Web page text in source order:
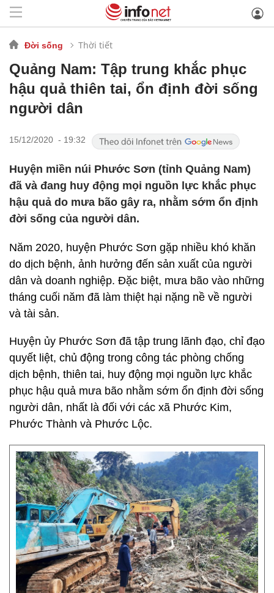
Đời sống Thời tiết
Quảng Nam: Tập trung khắc phục
hậu quả thiên tai, ổn định đời sống
người dân
15/12/2020 - 19:32
Huyện miền núi Phước Sơn (tỉnh Quảng Nam)
đã và đang huy động mọi nguồn lực khắc phục
hậu quả do mưa bão gây ra, nhằm sớm ổn định
đời sống của người dân.
Năm 2020, huyện Phước Sơn gặp nhiều khó khăn
do dịch bệnh, ảnh hưởng đến sản xuất của người
dân và doanh nghiệp. Đặc biệt, mưa bão vào những
tháng cuối năm đã làm thiệt hại nặng nề về người
và tài sản.
Huyện ủy Phước Sơn đã tập trung lãnh đạo, chỉ đạo
quyết liệt, chủ động trong công tác phòng chống
dịch bệnh, thiên tai, huy động mọi nguồn lực khắc
phục hậu quả mưa bão nhằm sớm ổn định đời sống
người dân, nhất là đối với các xã Phước Kim,
Phước Thành và Phước Lộc.